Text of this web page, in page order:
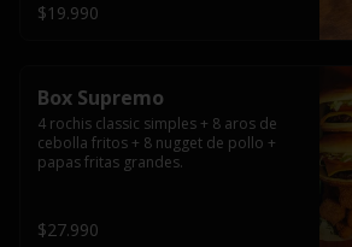
$19.990
Box Supremo
4 rochis classic simples + 8 aros de
cebolla fritos + 8 nugget de pollo +
papas fritas grandes.
$27.990